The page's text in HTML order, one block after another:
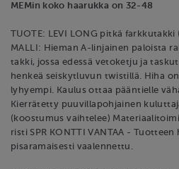
MEMin koko haarukka on 32-48
TUOTE: LEVI LONG pitkä
MALLI: Hieman A-linjainen paloista
takki, jossa edessä vetoketju ja
henkeä seiskytluvun twistillä. Hiha
lyhyempi. Kaulus ottaa pääntielle
Kierrätetty puuvillapohjainen
(koostumus vaihtelee)
risti SPR KONTTI VANTAA -
pisaramaisesti vaalennettu.